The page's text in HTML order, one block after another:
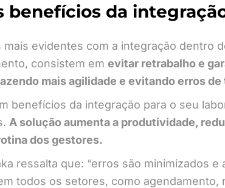
benefícios da
mais evidentes com a integração dentro
consistem em evitar retrabalho e
mais agilidade e evitando erros
benefícios da integração para o seu
A solução aumenta a produtividade,
dos gestores.
ressalta que: “erros são minimizados e
todos os setores, como agendamento,